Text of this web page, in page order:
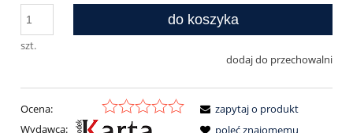
szt.
do koszyka
dodaj do przechowalni
Ocena:
Wydawca:
zapytaj o produkt
poleć znajomemu